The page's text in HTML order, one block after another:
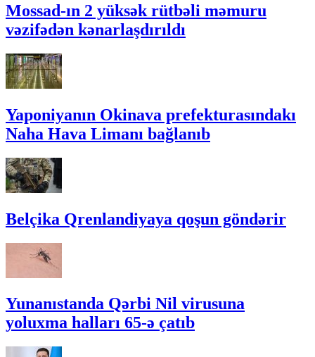
Mossad-ın 2 yüksək rütbəli məmuru
vəzifədən kənarlaşdırıldı
Yaponiyanın Okinava prefekturasındakı
Naha Hava Limanı bağlanıb
Belçika Qrenlandiyaya qoşun göndərir
Yunanıstanda Qərbi Nil virusuna
yoluxma halları 65-ə çatıb